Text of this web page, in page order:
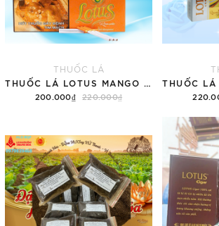
THUỐC LÁ
200.000₫ 220.000₫
Thêm